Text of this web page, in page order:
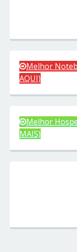
Melhor
AQUI)
Melhor
MAIS)